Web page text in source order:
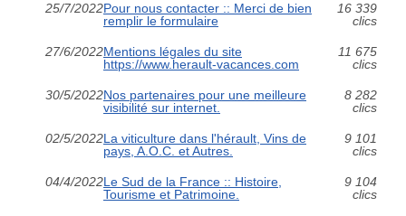
25/7/2022Pour nous contacter :: Merci de bien
remplir le formulaire
16 339
clics
27/6/2022Mentions légales du site
https://www.herault-vacances.com
11 675
clics
30/5/2022Nos partenaires pour une meilleure
visibilité sur internet.
8 282
clics
02/5/2022La viticulture dans l'hérault, Vins de
pays, A.O.C. et Autres.
9 101
clics
04/4/2022Le Sud de la France :: Histoire,
Tourisme et Patrimoine.
9 104
clics